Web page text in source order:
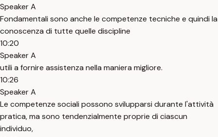
Speaker A
Fondamentali sono anche le competenze tecniche e quindi la
conoscenza di tutte quelle discipline
10:20
Speaker A
utili a fornire assistenza nella maniera migliore.
10:26
Speaker A
Le competenze sociali possono svilupparsi durante l'attività
pratica, ma sono tendenzialmente proprie di ciascun
individuo,